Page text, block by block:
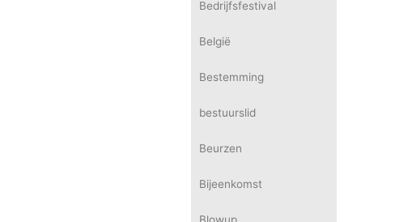
Bedrijfsfestival
België
Bestemming
bestuurslid
Beurzen
Bijeenkomst